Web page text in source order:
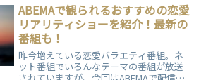
れをまとめてますので、ぜひご覧くださ
い！
ABEMAで観られるおすすめの恋愛
リアリティショーを紹介！最新の
番組も！
昨今増えている恋愛バラエティ番組。ネ
ット番組でいろんなテーマの番組が放送